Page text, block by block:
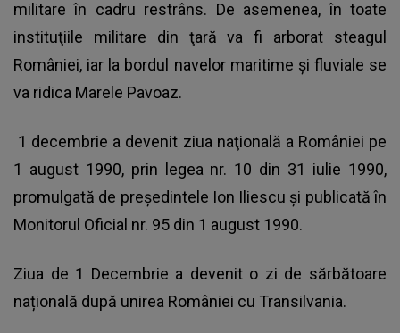
militare în cadru restrâns. De asemenea, în toate
instituţiile militare din ţară va fi arborat steagul
României, iar la bordul navelor maritime şi fluviale se
va ridica Marele Pavoaz.
1 decembrie a devenit ziua naţională a României pe
1 august 1990, prin legea nr. 10 din 31 iulie 1990,
promulgată de președintele Ion Iliescu și publicată în
Monitorul Oficial nr. 95 din 1 august 1990.
Ziua de 1 Decembrie a devenit o zi de sărbătoare
națională după unirea României cu Transilvania.